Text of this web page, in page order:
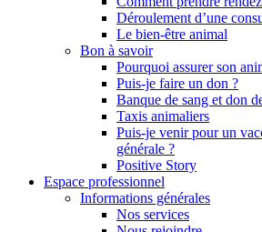
Déroulement d’une
Le bien-être animal
Bon à savoir
Pourquoi assurer son
Puis-je faire un don ?
Banque de sang et don
Taxis animaliers
Puis-je venir pour un
générale ?
Positive Story
Espace professionnel
Informations générales
Nos services